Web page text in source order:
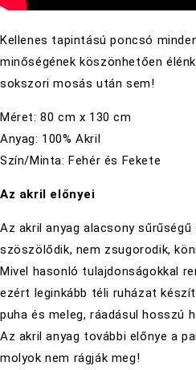
Kellenes tapintású poncsó
minőségének köszönhetően
sokszori mosás után sem!
Méret: 80 cm x 130 cm
Anyag: 100% Akril
Szín/Minta: Fehér és Fekete
Az akril előnyei
Az akril anyag alacsony
szöszölődik, nem zsugorodik,
Mivel hasonló tulajdonságokkal
ezért leginkább téli ruházat
puha és meleg, ráadásul hosszú
Az akril anyag további előnye a
molyok nem rágják meg!